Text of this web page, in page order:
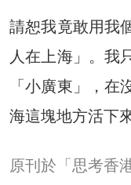
請恕我竟敢用我
人在上海」。我
「小廣東」，
海這塊地方活下
原刊於「思考香